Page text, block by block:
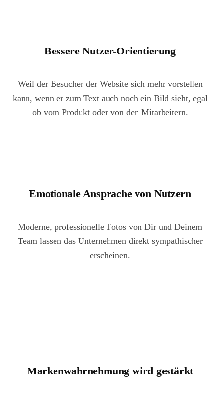
Bessere Nutzer-Orientierung
Weil der Besucher der Website sich mehr vorstellen
kann, wenn er zum Text auch noch ein Bild sieht, egal
ob vom Produkt oder von den Mitarbeitern.
Emotionale Ansprache von Nutzern
Moderne, professionelle Fotos von Dir und Deinem
Team lassen das Unternehmen direkt sympathischer
erscheinen.
Markenwahrnehmung wird gestärkt